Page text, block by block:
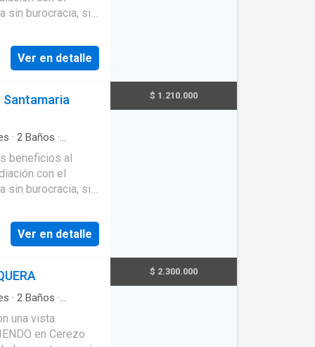
construida de
24
2.5 veces el
pueden
inmueble) •
• No
crédito
Ver en detalle
· 2 Baños ·
SusVer en detalle
$ 1.210.000
· 2 Baños ·
una vista
en Cerezo
$ 2.300.000